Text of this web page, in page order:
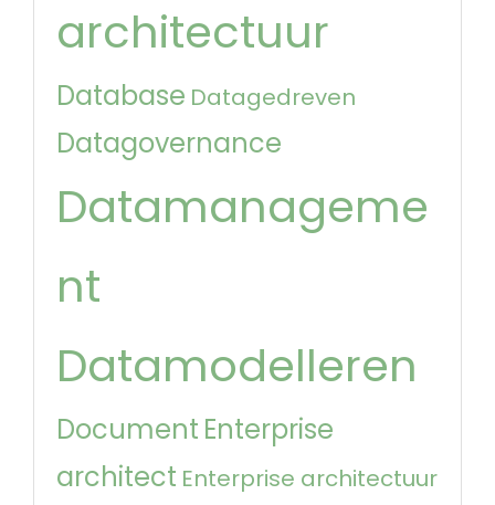
architectuur
Database Datagedreven
Datagovernance
Datamanageme
nt
Datamodelleren
Document Enterprise
architect Enterprise architectuur